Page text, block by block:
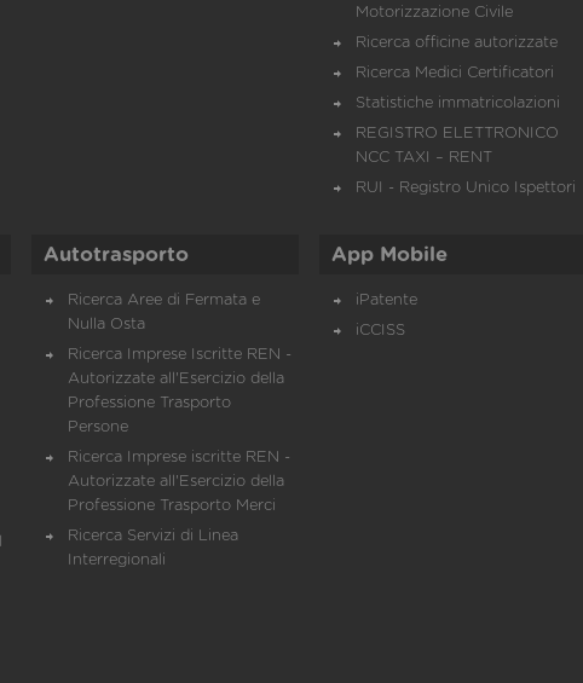
Motorizzazione Civile
Ricerca officine autorizzate
Ricerca Medici Certificatori
Statistiche immatricolazioni
REGISTRO ELETTRONICO
NCC TAXI – RENT
RUI - Registro Unico Ispettori
Autotrasporto
Ricerca Aree di Fermata e
Nulla Osta
Ricerca Imprese Iscritte REN -
Autorizzate all'Esercizio della
Professione Trasporto
Persone
Ricerca Imprese iscritte REN -
Autorizzate all'Esercizio della
Professione Trasporto Merci
Ricerca Servizi di Linea
Interregionali
App Mobile
iPatente
iCCISS